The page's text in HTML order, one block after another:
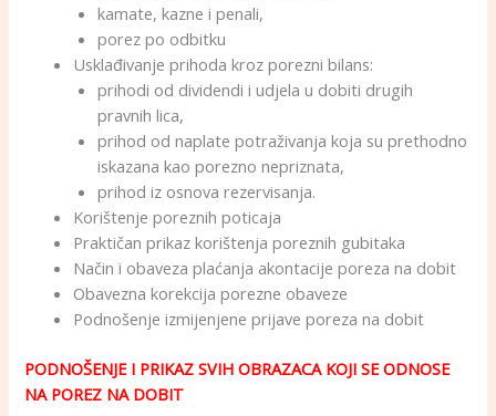
kamate, kazne i penali,
porez po odbitku
Usklađivanje prihoda kroz porezni bilans:
prihodi od dividendi i udjela u dobiti drugih
pravnih lica,
prihod od naplate potraživanja koja su prethodno
iskazana kao porezno nepriznata,
prihod iz osnova rezervisanja.
Korištenje poreznih poticaja
Praktičan prikaz korištenja poreznih gubitaka
Način i obaveza plaćanja akontacije poreza na dobit
Obavezna korekcija porezne obaveze
Podnošenje izmijenjene prijave poreza na dobit
PODNOŠENJE I PRIKAZ SVIH OBRAZACA KOJI SE ODNOSE
NA POREZ NA DOBIT